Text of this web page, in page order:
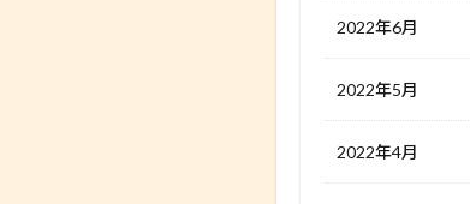
2022年6月
2022年5月
2022年4月